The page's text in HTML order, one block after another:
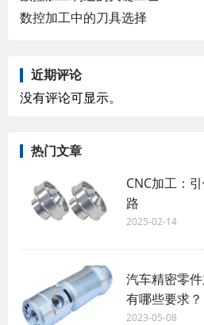
数控加工中的刀具选择
近期评论
没有评论可显示。
热门文章
CNC加工：
路
2025-02-14
汽车精密零
有哪些要求？
2023-05-08